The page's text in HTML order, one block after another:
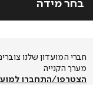
מערך הקנייה
הצטרפו/התחברו